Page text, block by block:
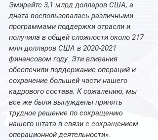
Эмирейтс 3,1 млрд долларов США, а
дната воспользовалась различными
программами поддержки отрасли и
получила в общей сложности около 217
млн долларов США в 2020-2021
финансовом году. Эти вливания
обеспечили поддержание операций и
сохранение большей части нашего
кадрового состава. К сожалению, мы
все же были вынуждены принять
трудное решение по сокращению
нашего штата в связи с сокращением
операционной деятельности».